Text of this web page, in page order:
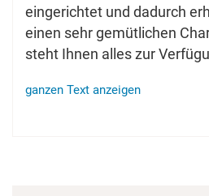
eingerichtet und dadurch
einen sehr gemütlichen
steht Ihnen alles zur
ganzen Text anzeigen